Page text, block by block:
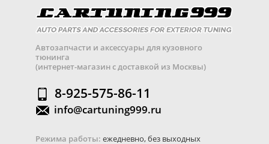
Автозапчасти и аксессуары для кузовного
тюнинга
(интернет-магазин с доставкой из Москвы)
8-925-575-86-11
info@cartuning999.ru
Режима работы: ежедневно, без выходных